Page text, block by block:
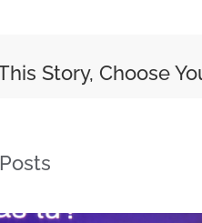
Story, Choose